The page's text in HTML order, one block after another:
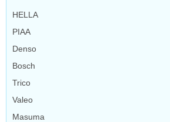
HELLA
PIAA
Denso
Bosch
Trico
Valeo
Masuma